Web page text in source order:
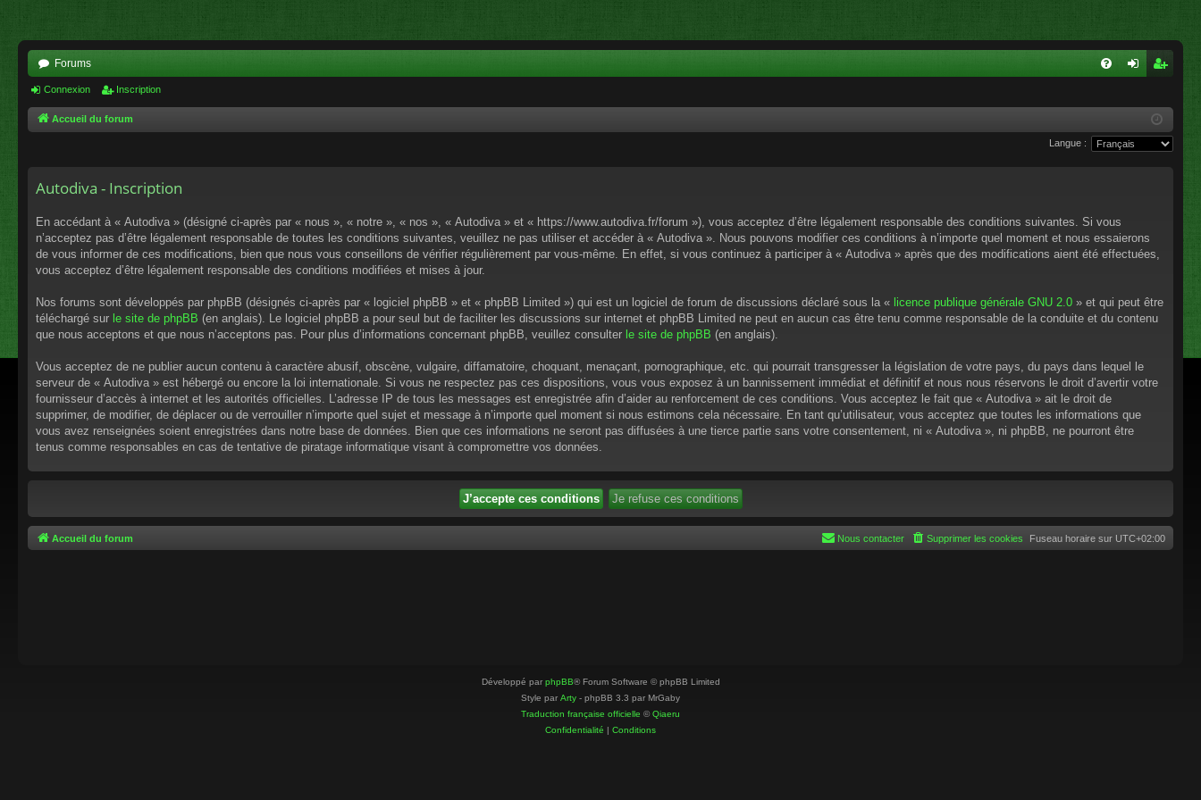
Forums
xi
cri
pti
Connexion Inscription
Accueil du forum
Langue :
Autodiva - Inscription
En accédant à « Autodiva » (désigné ci-après par « nous », « notre », « nos », « Autodiva » et « https://www.autodiva.fr/forum »), vous acceptez d’être légalement responsable des conditions suivantes. Si vous
n’acceptez pas d’être légalement responsable de toutes les conditions suivantes, veuillez ne pas utiliser et accéder à « Autodiva ». Nous pouvons modifier ces conditions à n’importe quel moment et nous essaierons
de vous informer de ces modifications, bien que nous vous conseillons de vérifier régulièrement par vous-même. En effet, si vous continuez à participer à « Autodiva » après que des modifications aient été effectuées,
vous acceptez d’être légalement responsable des conditions modifiées et mises à jour.
Nos forums sont développés par phpBB (désignés ci-après par « logiciel phpBB » et « phpBB Limited ») qui est un logiciel de forum de discussions déclaré sous la « licence publique générale GNU 2.0 » et qui peut être
téléchargé sur le site de phpBB (en anglais). Le logiciel phpBB a pour seul but de faciliter les discussions sur internet et phpBB Limited ne peut en aucun cas être tenu comme responsable de la conduite et du contenu
que nous acceptons et que nous n’acceptons pas. Pour plus d’informations concernant phpBB, veuillez consulter le site de phpBB (en anglais).
Vous acceptez de ne publier aucun contenu à caractère abusif, obscène, vulgaire, diffamatoire, choquant, menaçant, pornographique, etc. qui pourrait transgresser la législation de votre pays, du pays dans lequel le
serveur de « Autodiva » est hébergé ou encore la loi internationale. Si vous ne respectez pas ces dispositions, vous vous exposez à un bannissement immédiat et définitif et nous nous réservons le droit d’avertir votre
fournisseur d’accès à internet et les autorités officielles. L’adresse IP de tous les messages est enregistrée afin d’aider au renforcement de ces conditions. Vous acceptez le fait que « Autodiva » ait le droit de
supprimer, de modifier, de déplacer ou de verrouiller n’importe quel sujet et message à n’importe quel moment si nous estimons cela nécessaire. En tant qu’utilisateur, vous acceptez que toutes les informations que
vous avez renseignées soient enregistrées dans notre base de données. Bien que ces informations ne seront pas diffusées à une tierce partie sans votre consentement, ni « Autodiva », ni phpBB, ne pourront être
tenus comme responsables en cas de tentative de piratage informatique visant à compromettre vos données.
Accueil du forum Fuseau horaire sur UTC+02:00
Supprimer les cookies
Nous contacter
Développé par phpBB® Forum Software © phpBB Limited
Style par Arty - phpBB 3.3 par MrGaby
Traduction française officielle ©Qiaeru
Confidentialité | Conditions